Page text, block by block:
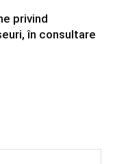
privind
în consultare